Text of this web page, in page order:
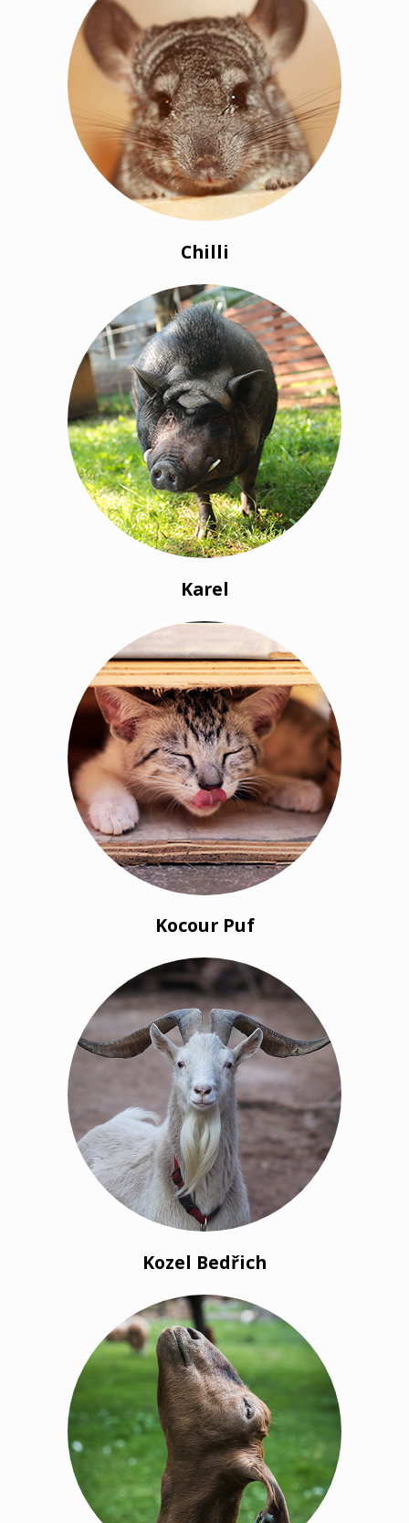
Chilli
Karel
Kocour Puf
Kozel Bedřich